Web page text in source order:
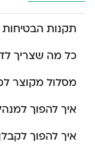
תקנות
כל מה שצריך
מסלול מקוצר
איך להפוך
איך להפוך